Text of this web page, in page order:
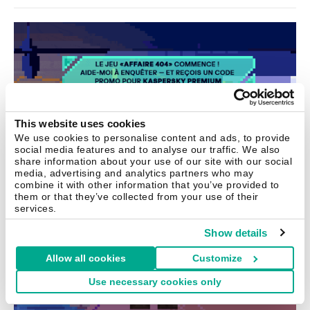
This website uses cookies
We use cookies to personalise content and ads, to provide
social media features and to analyse our traffic. We also
share information about your use of our site with our social
media, advertising and analytics partners who may
combine it with other information that you’ve provided to
them or that they’ve collected from your use of their
services.
Show details
Allow all cookies Customize
Use necessary cookies only